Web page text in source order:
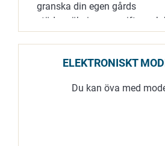
granska din egen gårds
stödansökningsuppgifter
och lämna in ansökan eller
ELEKTRONISKT
Du kan öva med